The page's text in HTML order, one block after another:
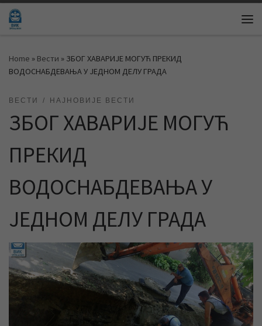
Skip to content
Home » Вести » ЗБОГ ХАВАРИЈЕ МОГУЋ ПРЕКИД
ВОДОСНАБДЕВАЊА У ЈЕДНОМ ДЕЛУ ГРАДА
ВЕСТИ НАЈНОВИЈЕ ВЕСТИ
ЗБОГ ХАВАРИЈЕ МОГУЋ
ПРЕКИД
ВОДОСНАБДЕВАЊА У
ЈЕДНОМ ДЕЛУ ГРАДА